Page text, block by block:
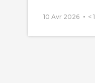
10 Avr 2026 < 1